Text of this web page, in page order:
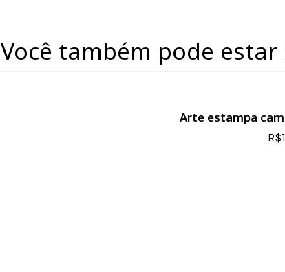
Você também pode
Arte estampa